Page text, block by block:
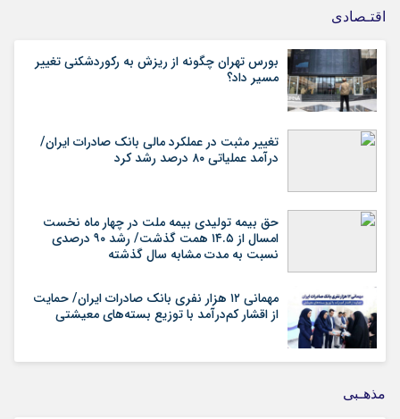
اقتـصادی
بورس تهران چگونه از ریزش به رکوردشکنی تغییر
مسیر داد؟
تغییر مثبت در عملکرد مالی بانک صادرات ایران/
درآمد عملیاتی ۸۰ درصد رشد کرد
حق بیمه تولیدی بیمه ملت در چهار ماه نخست
امسال از ۱۴.۵ همت گذشت/ رشد ۹۰ درصدی
نسبت به مدت مشابه سال گذشته
مهمانی ۱۲ هزار نفری بانک صادرات ایران/ حمایت
از اقشار کم‌درآمد با توزیع بسته‌های معیشتی
مذهـبی